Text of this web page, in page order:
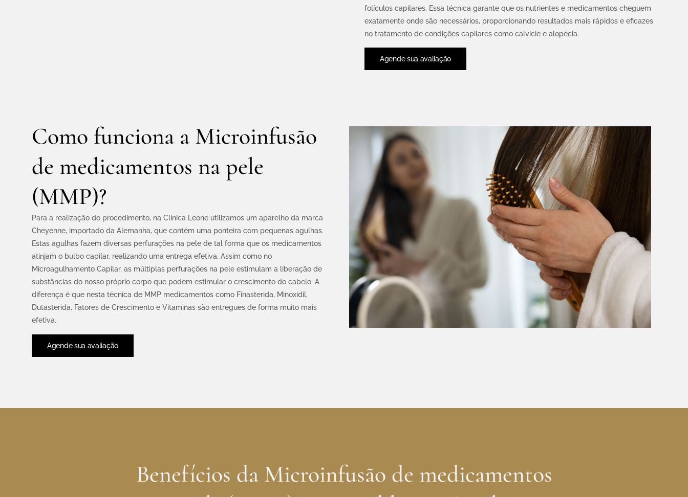
folículos capilares. Essa técnica garante que os nutrientes e medicamentos cheguem
exatamente onde são necessários, proporcionando resultados mais rápidos e eficazes
no tratamento de condições capilares como calvície e alopécia.
Agende sua avaliação
Como funciona a Microinfusão
de medicamentos na pele
(MMP)?
Para a realização do procedimento, na Clínica Leone utilizamos um aparelho da marca
Cheyenne, importado da Alemanha, que contém uma ponteira com pequenas agulhas.
Estas agulhas fazem diversas perfurações na pele de tal forma que os medicamentos
atinjam o bulbo capilar, realizando uma entrega efetiva. Assim como no
Microagulhamento Capilar, as múltiplas perfurações na pele estimulam a liberação de
substâncias do nosso próprio corpo que podem estimular o crescimento do cabelo. A
diferença é que nesta técnica de MMP medicamentos como Finasterida, Minoxidil,
Dutasterida, Fatores de Crescimento e Vitaminas são entregues de forma muito mais
efetiva.
Agende sua avaliação
Benefícios da Microinfusão de medicamentos